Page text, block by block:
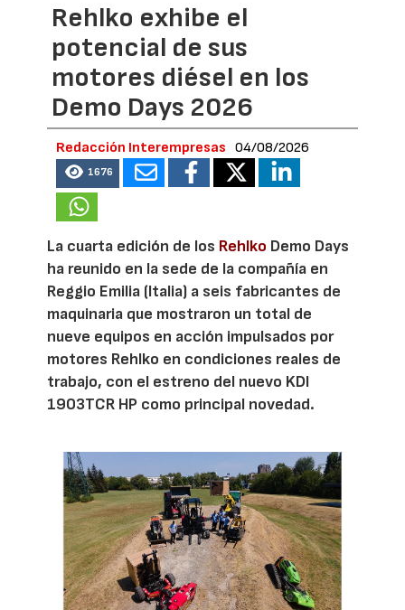
Rehlko exhibe el
potencial de sus
motores diésel en los
Demo Days 2026
Redacción Interempresas 04/08/2026
1676
La cuarta edición de los Rehlko Demo Days
ha reunido en la sede de la compañía en
Reggio Emilia (Italia) a seis fabricantes de
maquinaria que mostraron un total de
nueve equipos en acción impulsados por
motores Rehlko en condiciones reales de
trabajo, con el estreno del nuevo KDI
1903TCR HP como principal novedad.